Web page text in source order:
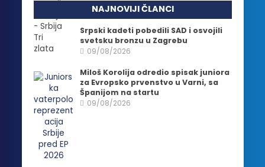
NAJNOVIJI ČLANCI
Srpski kadeti pobedili SAD i osvojili
svetsku bronzu u Zagrebu
09/08/2026
Miloš Korolija odredio spisak juniora
za Evropsko prvenstvo u Varni, sa
Španijom na startu
09/08/2026